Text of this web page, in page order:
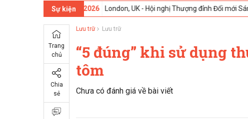
Sự kiện
London, UK - Hội nghị Thượng đỉnh Đổi mới Sáng tạo trong
Trang
chủ
Chia
sẻ
Lưu trữ Lưu trữ
“5 đúng” khi sử dụng
tôm
Chưa có đánh giá về bài viết